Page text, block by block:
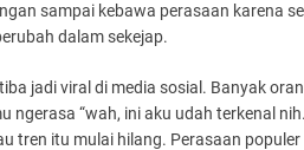
sampai kebawa perasaan karena
dalam sekejap.
jadi viral di media sosial. Banyak
ngerasa “wah, ini aku udah terkenal
tren itu mulai hilang. Perasaan